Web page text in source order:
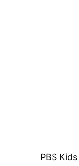
PBS